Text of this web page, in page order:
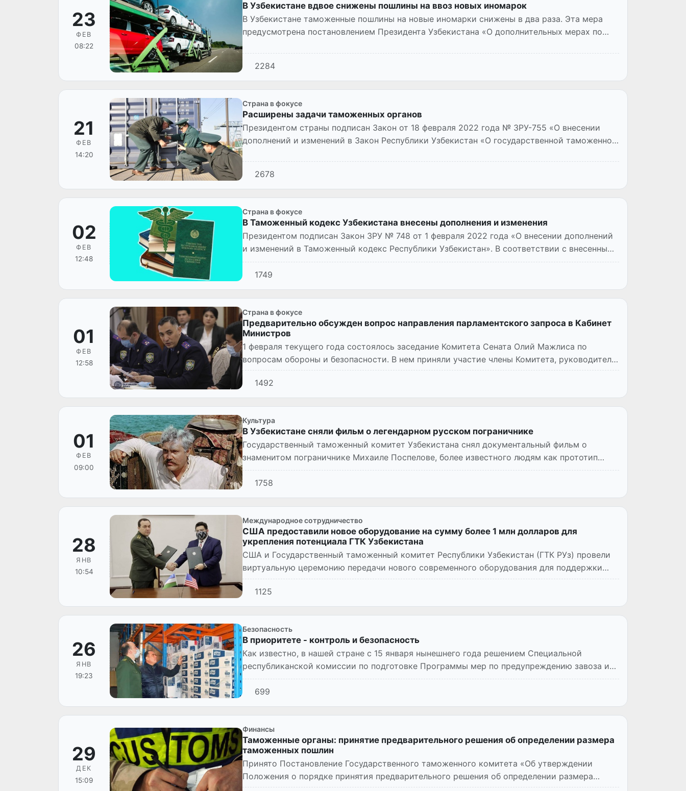
23
ФЕВ
08:22
В Узбекистане вдвое снижены пошлины на ввоз новых иномарок
В Узбекистане таможенные пошлины на новые иномарки снижены в два раза. Эта мера
предусмотрена постановлением Президента Узбекистана «О дополнительных мерах по
2284
21
ФЕВ
14:20
Страна в фокусе
Расширены задачи таможенных органов
Президентом страны подписан Закон от 18 февраля 2022 года № ЗРУ-755 «О внесении
дополнений и изменений в Закон Республики Узбекистан «О государственной таможенной
2678
02
ФЕВ
12:48
Страна в фокусе
В Таможенный кодекс Узбекистана внесены дополнения и изменения
Президентом подписан Закон ЗРУ № 748 от 1 февраля 2022 года «О внесении дополнений
и изменений в Таможенный кодекс Республики Узбекистан». В соответствии с внесенными
дополнениями,...
1749
01
ФЕВ
12:58
Страна в фокусе
Предварительно обсужден вопрос направления парламентского запроса в Кабинет
Министров
1 февраля текущего года состоялось заседание Комитета Сената Олий Мажлиса по
вопросам обороны и безопасности. В нем приняли участие члены Комитета, руководители
соответствующих мин...
1492
01
ФЕВ
09:00
Культура
В Узбекистане сняли фильм о легендарном русском пограничнике
Государственный таможенный комитет Узбекистана снял документальный фильм о
знаменитом пограничнике Михаиле Поспелове, более известного людям как прототип
героя Павла Верещагина в п...
1758
28
ЯНВ
10:54
Международное сотрудничество
США предоставили новое оборудование на сумму более 1 млн долларов для
укрепления потенциала ГТК Узбекистана
США и Государственный таможенный комитет Республики Узбекистан (ГТК РУз) провели
виртуальную церемонию передачи нового современного оборудования для поддержки
ГТК РУз в борьбе с ко...
1125
26
ЯНВ
19:23
Безопасность
В приоритете - контроль и безопасность
Как известно, в нашей стране с 15 января нынешнего года решением Специальной
республиканской комиссии по подготовке Программы мер по предупреждению завоза и
распространения коронав...
699
29
ДЕК
15:09
Финансы
Таможенные органы: принятие предварительного решения об определении размера
таможенных пошлин
Принято Постановление Государственного таможенного комитета «Об утверждении
Положения о порядке принятия предварительного решения об определении размера